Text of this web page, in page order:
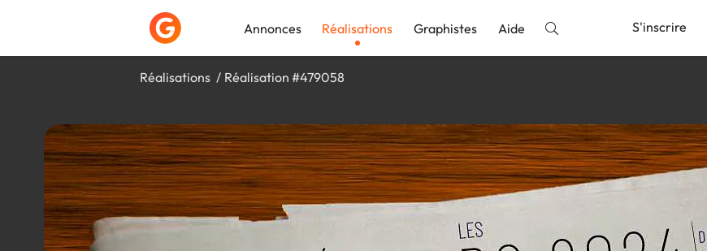
Annonces Réalisations Graphistes Aide S'inscrire
Réalisations Réalisation #479058